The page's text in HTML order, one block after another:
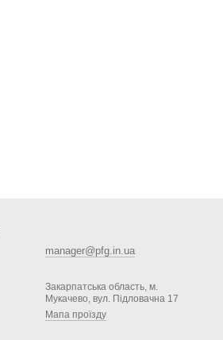
manager@pfg.in.ua
Закарпатська область, м.
Мукачево, вул. Підловачна 17
Мапа проїзду